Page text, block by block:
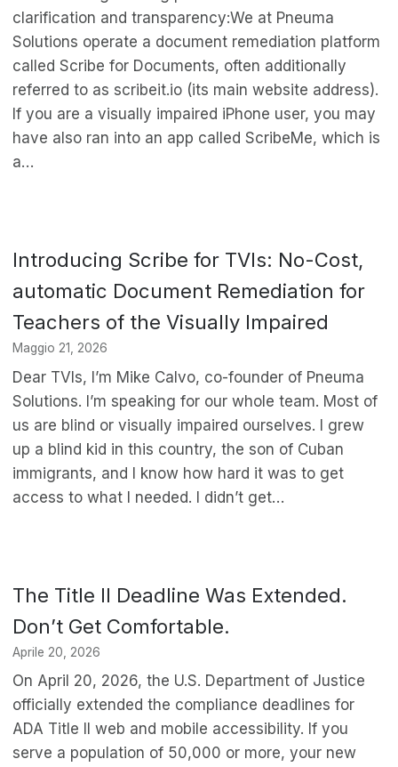
clarification and transparency:We at Pneuma
Solutions operate a document remediation platform
called Scribe for Documents, often additionally
referred to as scribeit.io (its main website address).
If you are a visually impaired iPhone user, you may
have also ran into an app called ScribeMe, which is
a…
Introducing Scribe for TVIs: No-Cost,
automatic Document Remediation for
Teachers of the Visually Impaired
Maggio 21, 2026
Dear TVIs, I’m Mike Calvo, co-founder of Pneuma
Solutions. I’m speaking for our whole team. Most of
us are blind or visually impaired ourselves. I grew
up a blind kid in this country, the son of Cuban
immigrants, and I know how hard it was to get
access to what I needed. I didn’t get…
The Title II Deadline Was Extended.
Don’t Get Comfortable.
Aprile 20, 2026
On April 20, 2026, the U.S. Department of Justice
officially extended the compliance deadlines for
ADA Title II web and mobile accessibility. If you
serve a population of 50,000 or more, your new